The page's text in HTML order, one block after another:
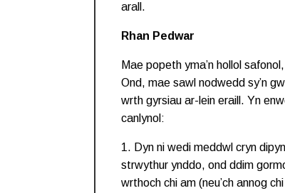
arall.
Rhan Pedwar
Mae popeth yma’n hollol
Ond, mae sawl nodwedd sy’n
wrth gyrsiau ar-lein eraill. Yn
canlynol:
1. Dyn ni wedi meddwl cryn
strwythur ynddo, ond ddim
wrthoch chi am (neu’ch annog